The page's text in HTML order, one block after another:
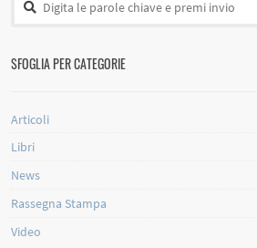
SFOGLIA PER CATEGORIE
Articoli
Libri
News
Rassegna Stampa
Video